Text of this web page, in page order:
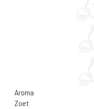
Aroma
Zoet